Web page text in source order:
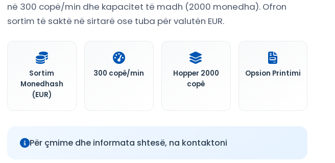
në 300 copë/min dhe kapacitet të madh (2000 monedha). Ofron
sortim të saktë në sirtarë ose tuba për valutën EUR.
Sortim
Monedhash
(EUR)
300 copë/min
Hopper 2000
copë
Opsion Printimi
Për çmime dhe informata shtesë, na kontaktoni